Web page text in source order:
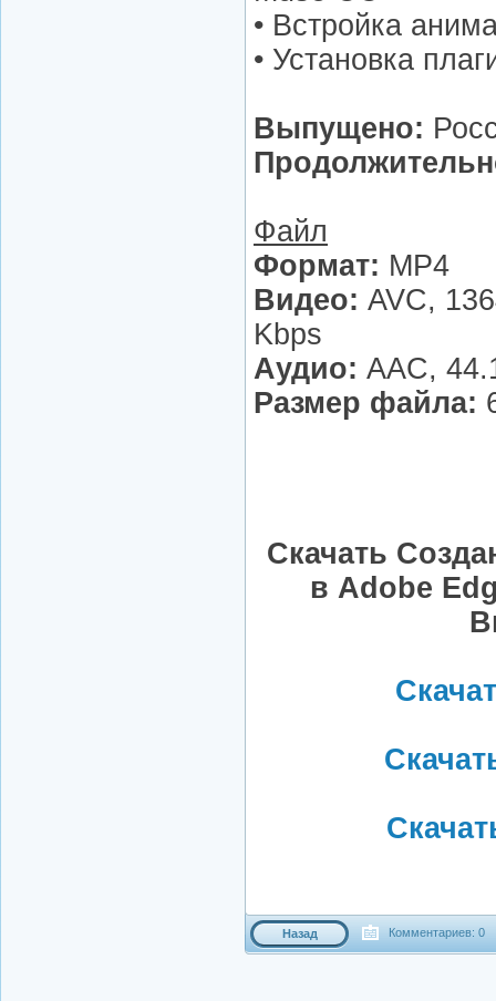
• Встройка
• Установка
Выпущено:
Файл
Формат: MP4
Видео: AVC,
Kbps
Аудио: AAC,
Размер файла:
Скачать
в Adobe
Назад Комментариев: 0